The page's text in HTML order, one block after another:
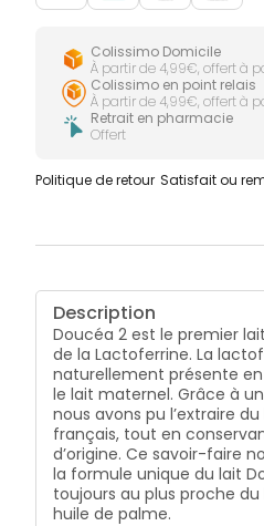
Colissimo Domicile
À partir de 4,99€, offert à
Colissimo en point relais
À partir de 4,99€, offert à
Retrait en pharmacie
Offert
Politique de retour Satisfait ou
Description
Doucéa 2 est le premier
de la Lactoferrine. La
naturellement présente
le lait maternel. Grâce à
nous avons pu l’extraire
français, tout en
d’origine. Ce savoir-faire
la formule unique du lait
toujours au plus proche
huile de palme.